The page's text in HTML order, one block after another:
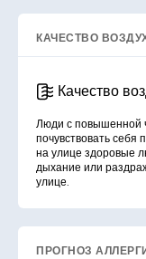
КАЧЕСТВО
Качество
Люди с повышенной
почувствовать
на улице здоровые
дыхание или
улице.
ПРОГНОЗ